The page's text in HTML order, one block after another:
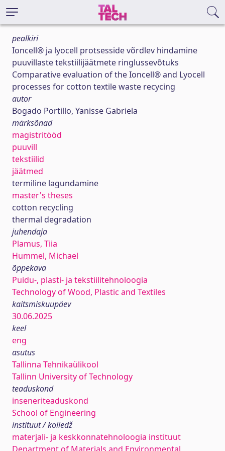
pealkiri
Ioncell® ja lyocell protsesside võrdlev hindamine
puuvillaste tekstiilijäätmete ringlussevõtuks
Comparative evaluation of the Ioncell® and Lyocell
processes for cotton textile waste recycing
autor
Bogado Portillo, Yanisse Gabriela
märksõnad
magistritööd
puuvill
tekstiilid
jäätmed
termiline lagundamine
master's theses
cotton recycling
thermal degradation
juhendaja
Plamus, Tiia
Hummel, Michael
õppekava
Puidu-, plasti- ja tekstiilitehnoloogia
Technology of Wood, Plastic and Textiles
kaitsmiskuupäev
30.06.2025
keel
eng
asutus
Tallinna Tehnikaülikool
Tallinn University of Technology
teaduskond
inseneriteaduskond
School of Engineering
instituut / kolledž
materjali- ja keskkonnatehnoloogia instituut